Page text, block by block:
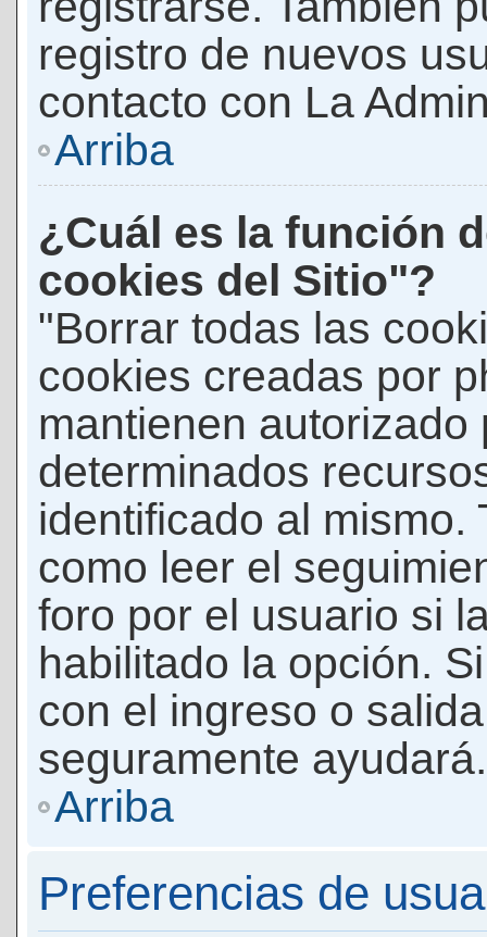
registro de nuevos
contacto con La
Arriba
¿Cuál es la función
cookies del Sitio"?
"Borrar todas las
cookies creadas por
mantienen autorizado
determinados
identificado al mismo.
como leer el
foro por el usuario si
habilitado la opción.
con el ingreso o
seguramente ayudará.
Arriba
Preferencias de